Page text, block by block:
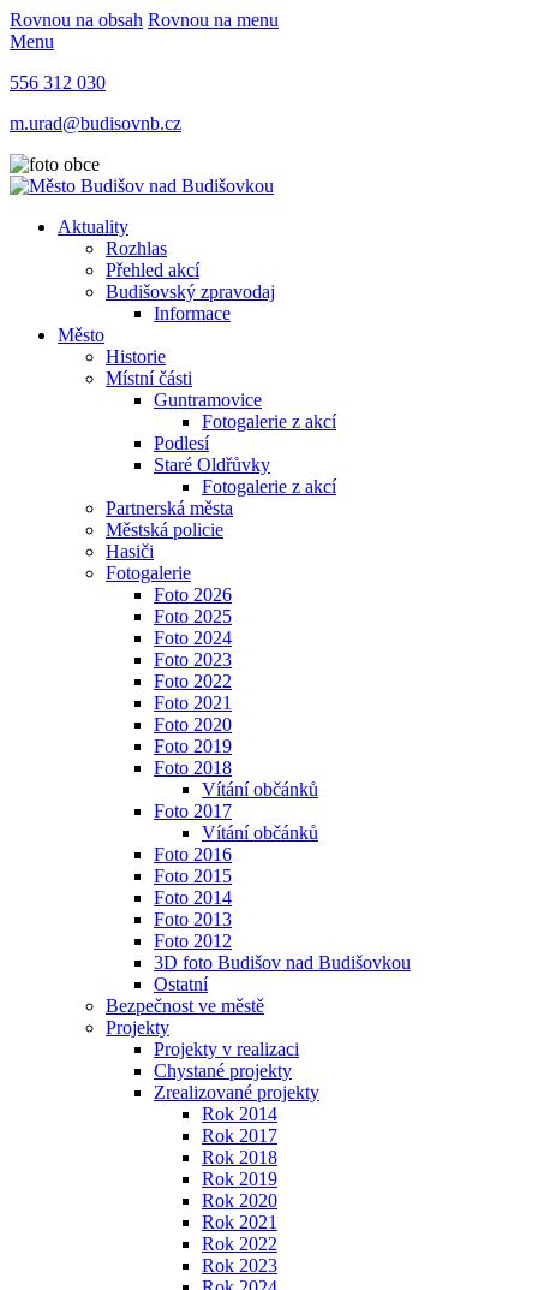
Rovnou na obsah Rovnou na menu
Menu
556 312 030
m.urad@budisovnb.cz
Aktuality
Rozhlas
Přehled akcí
Budišovský zpravodaj
Informace
Město
Historie
Místní části
Guntramovice
Fotogalerie z akcí
Podlesí
Staré Oldřůvky
Fotogalerie z akcí
Partnerská města
Městská policie
Hasiči
Fotogalerie
Foto 2026
Foto 2025
Foto 2024
Foto 2023
Foto 2022
Foto 2021
Foto 2020
Foto 2019
Foto 2018
Vítání občánků
Foto 2017
Vítání občánků
Foto 2016
Foto 2015
Foto 2014
Foto 2013
Foto 2012
3D foto Budišov nad Budišovkou
Ostatní
Bezpečnost ve městě
Projekty
Projekty v realizaci
Chystané projekty
Zrealizované projekty
Rok 2014
Rok 2017
Rok 2018
Rok 2019
Rok 2020
Rok 2021
Rok 2022
Rok 2023